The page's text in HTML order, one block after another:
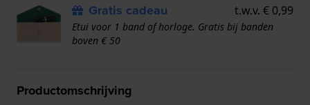
Gratis cadeau t.w.v. € 0,99
Etui voor 1 band of horloge. Gratis bij banden
boven € 50
Productomschrijving